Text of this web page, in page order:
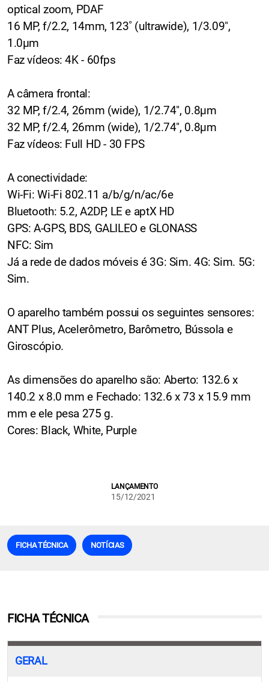
LANÇAMENTO
15/12/2021
optical zoom, PDAF
16 MP, f/2.2, 14mm, 123˚ (ultrawide), 1/3.09",
1.0µm
Faz vídeos: 4K - 60fps
A câmera frontal:
32 MP, f/2.4, 26mm (wide), 1/2.74", 0.8µm
32 MP, f/2.4, 26mm (wide), 1/2.74", 0.8µm
Faz vídeos: Full HD - 30 FPS
A conectividade:
Wi-Fi: Wi-Fi 802.11 a/b/g/n/ac/6e
Bluetooth: 5.2, A2DP, LE e aptX HD
GPS: A-GPS, BDS, GALILEO e GLONASS
NFC: Sim
Já a rede de dados móveis é 3G: Sim. 4G: Sim. 5G:
Sim.
O aparelho também possui os seguintes sensores:
ANT Plus, Acelerômetro, Barômetro, Bússola e
Giroscópio.
As dimensões do aparelho são: Aberto: 132.6 x
140.2 x 8.0 mm e Fechado: 132.6 x 73 x 15.9 mm
mm e ele pesa 275 g.
Cores: Black, White, Purple
FICHA TÉCNICA NOTÍCIAS
FICHA TÉCNICA
GERAL